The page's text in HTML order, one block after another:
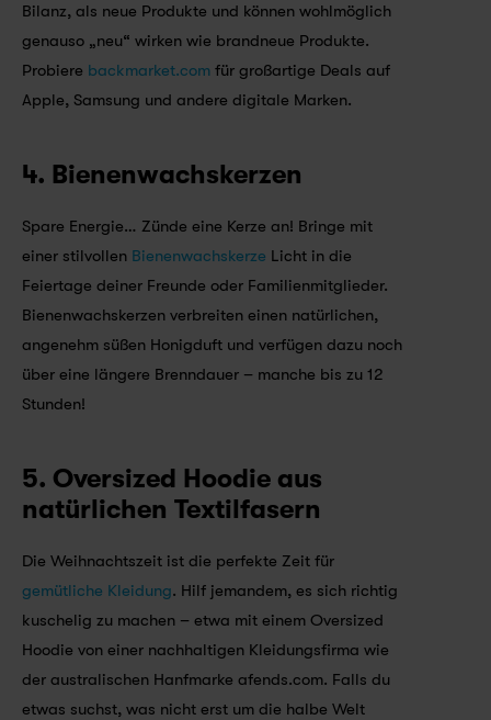
Bilanz, als neue Produkte und können wohlmöglich
genauso „neu“ wirken wie brandneue Produkte.
Probiere backmarket.com für großartige Deals auf
Apple, Samsung und andere digitale Marken.
4. Bienenwachskerzen
Spare Energie… Zünde eine Kerze an! Bringe mit
einer stilvollen Bienenwachskerze Licht in die
Feiertage deiner Freunde oder Familienmitglieder.
Bienenwachskerzen verbreiten einen natürlichen,
angenehm süßen Honigduft und verfügen dazu noch
über eine längere Brenndauer – manche bis zu 12
Stunden!
5. Oversized Hoodie aus
natürlichen Textilfasern
gemütliche Kleidung. Hilf jemandem, es sich richtig
kuschelig zu machen – etwa mit einem Oversized
Hoodie von einer nachhaltigen Kleidungsfirma wie
der australischen Hanfmarke afends.com. Falls du
etwas suchst, was nicht erst um die halbe Welt